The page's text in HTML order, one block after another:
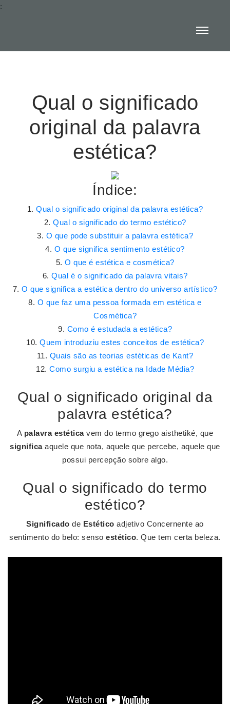
:
Qual o significado
original da palavra
estética?
Índice:
Qual o significado original da palavra estética?
Qual o significado do termo estético?
O que pode substituir a palavra estética?
O que significa sentimento estético?
O que é estética e cosmética?
Qual é o significado da palavra vitais?
O que significa a estética dentro do universo artístico?
O que faz uma pessoa formada em estética e
Cosmética?
Como é estudada a estética?
Quem introduziu estes conceitos de estética?
Quais são as teorias estéticas de Kant?
Como surgiu a estética na Idade Média?
Qual o significado original da
palavra estética?
A palavra estéticavem do termo grego aisthetiké, que
significaaquele que nota, aquele que percebe, aquele que
possui percepção sobre algo.
Qual o significado do termo
estético?
Significado de Estético adjetivo Concernente ao
sentimento do belo: sensoestético. Que tem certa beleza.